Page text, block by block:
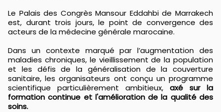
Le Palais des Congrès Mansour Eddahbi de Marrakech
est, durant trois jours, le point de convergence des
acteurs de la médecine générale marocaine.
Dans un contexte marqué par l’augmentation des
maladies chroniques, le vieillissement de la population
et les défis de la généralisation de la couverture
sanitaire, les organisateurs ont conçu un programme
scientifique particulièrement ambitieux, axé sur la
formation continue et l'amélioration de la qualité des
soins.